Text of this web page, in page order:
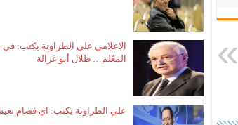
الاعلامي علي الطراونة يكتب:
المعّلم… طلال أبو غزالة
علي الطراونة يكتب: اي فصام